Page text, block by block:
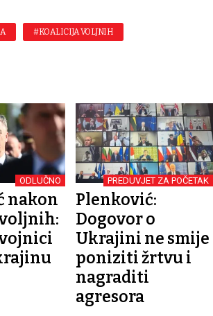
#KOALICIJA VOLJNIH
ODLUČNO
nakon
PREDUVJET ZA POČETAK
Plenković:
Dogovor o
Ukrajini ne smije
poniziti žrtvu i
nagraditi
agresora